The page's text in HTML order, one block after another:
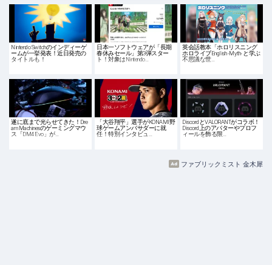
Nintendo Switchのインディーゲ
ームが一挙発表！近日発売の
タイトルも！
日本一ソフトウェアが「長期
春休みセール」第3弾スター
ト！対象はNintendo…
英会話教本「ホロリスニング
ホロライブEnglish -Myth- と学ぶ
不思議な世…
遂に底まで光らせてきた！Dre
am Machinesのゲーミングマウ
ス「DM4 Evo」が…
「大谷翔平」選手がKONAMI野
球ゲームアンバサダーに就
任！特別インタビュ…
DiscordとVALORANTがコラボ！
Discord上のアバターやプロフ
ィールを飾る限…
ファブリックミスト 金木犀